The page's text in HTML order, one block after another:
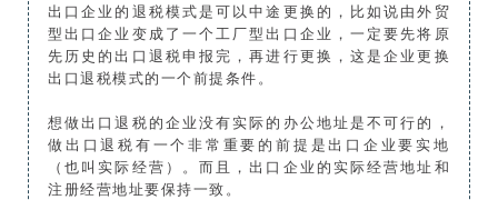
出口企业的退税模式是可以中途更换的，比如说由外贸
型出口企业变成了一个工厂型出口企业，一定要先将原
先历史的出口退税申报完，再进行更换，这是企业更换
出口退税模式的一个前提条件。
想做出口退税的企业没有实际的办公地址是不可行的，
做出口退税有一个非常重要的前提是出口企业要实地
（也叫实际经营）。而且，出口企业的实际经营地址和
注册经营地址要保持一致。